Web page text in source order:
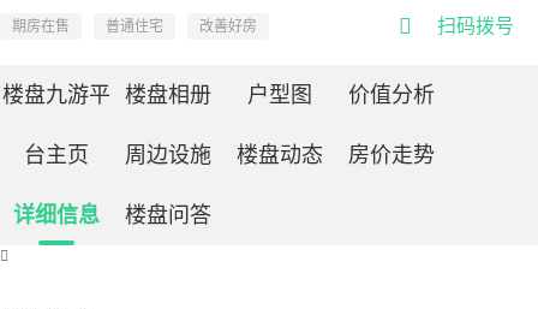
期房在售 普通住宅 改善好房  扫码拨号
楼盘九游平
台主页
楼盘相册 户型图 价值分析
周边设施 楼盘动态 房价走势
详细信息 楼盘问答
